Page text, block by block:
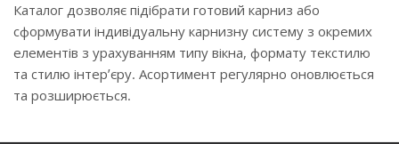
Каталог дозволяє підібрати готовий карниз або
сформувати індивідуальну карнизну систему з окремих
елементів з урахуванням типу вікна, формату текстилю
та стилю інтер’єру. Асортимент регулярно оновлюється
та розширюється.